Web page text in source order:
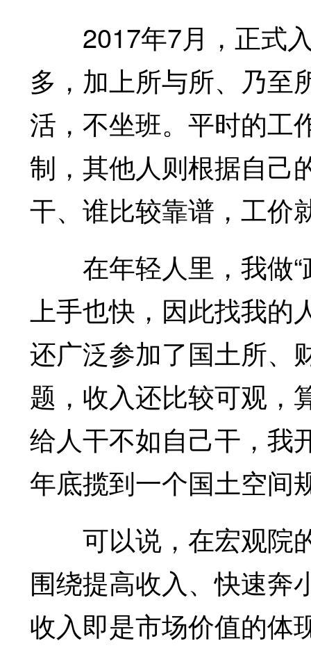
2017年7月，正式入
多，加上所与所、乃至
活，不坐班。平时的工
制，其他人则根据自己
干、谁比较靠谱，工价
在年轻人里，我做“
上手也快，因此找我的
还广泛参加了国土所、
题，收入还比较可观，
给人干不如自己干，我
年底揽到一个国土空间
可以说，在宏观院
围绕提高收入、快速奔
收入即是市场价值的体